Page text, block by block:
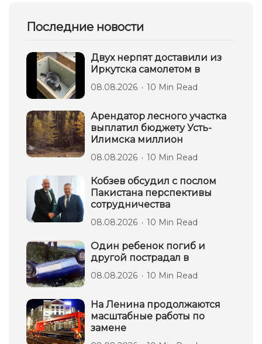
Последние новости
Двух нерпят доставили из
Иркутска самолетом в
08.08.2026 10 Min Read
Арендатор лесного участка
выплатил бюджету Усть-
Илимска миллион
08.08.2026 10 Min Read
Кобзев обсудил с послом
Пакистана перспективы
сотрудничества
08.08.2026 10 Min Read
Один ребенок погиб и
другой пострадал в
08.08.2026 10 Min Read
На Ленина продолжаются
масштабные работы по
замене